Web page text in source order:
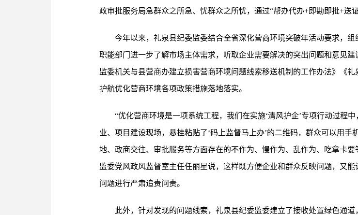
政审批服务局急群众之所急、忧群众之所忧，通过“帮办代办+即勘即批+送
今年以来，礼泉县纪委监委结合全省深化营商环境突破年活动要求，
职能部门进一步了解市场主体需求，听取企业需要解决的突出问题和意见
监委机关与县营商办建立损害营商环境问题线索移送机制的工作办法》《
护航优化营商环境各项政策措施落地落实。
“优化营商环境是一项系统工程，我们在实施‘清风护企’专项行动过程
业、项目建设现场，悬挂粘贴了‘码上监督马上办’的二维码，群众可以用
地、政商交往、审批服务等方面存在的不作为、慢作为、乱作为、吃拿卡
监委党风政风监督室主任任丽星说，这样既方便企业和群众反映问题，又
问题进行严肃追责问责。
此外，针对发现的问题线索，礼泉县纪委监委建立了接收处置绿色通